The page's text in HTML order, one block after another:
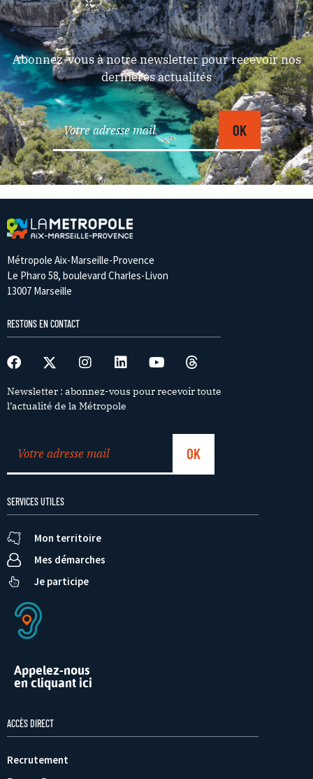
Abonnez-vous à notre newsletter pour recevoir nos
dernières actualités
Métropole Aix-Marseille-Provence
Le Pharo 58, boulevard Charles-Livon
13007 Marseille
RESTONS EN CONTACT
Newsletter : abonnez-vous pour recevoir toute
l’actualité de la Métropole
SERVICES UTILES
Mon territoire
Mes démarches
Je participe
Appelez-nous
en cliquant ici
ACCÈS DIRECT
Recrutement